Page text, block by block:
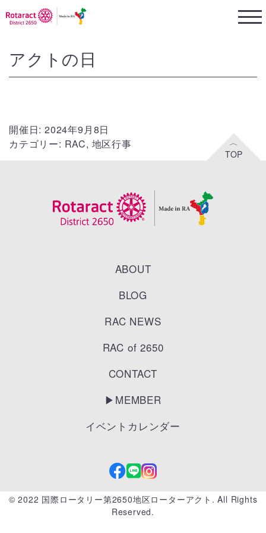
アクトの日
開催日: 2024年9月8日
カテゴリー: RAC, 地区行事
ABOUT
BLOG
RAC NEWS
RAC of 2650
CONTACT
▶︎MEMBER
イベントカレンダー
© 2022 国際ロータリー第2650地区ローターアクト. All Rights
Reserved.